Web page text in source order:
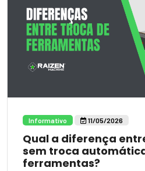
Informativo 11/05/2026
Qual a diferença
sem troca
ferramentas?